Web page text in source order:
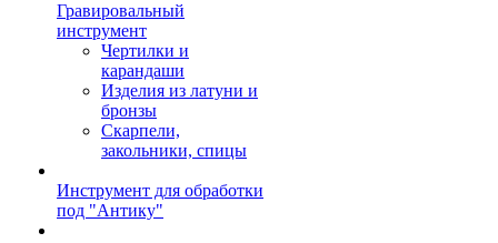
Гравировальный
инструмент
Чертилки и
карандаши
Изделия из латуни и
бронзы
Скарпели,
закольники, спицы
Инструмент для обработки
под "Антику"